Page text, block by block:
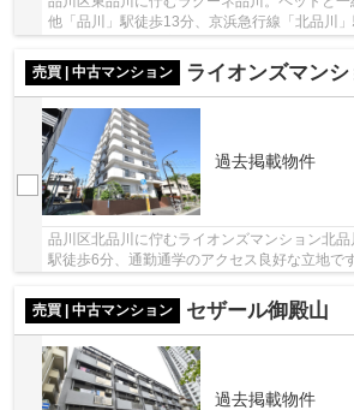
他「品川」駅徒歩13分、京浜急行線「北品川」
港の利用も便利な立地です。「品川」駅周辺に
売買 | 中古マンション
ライオンズマンシ
過去掲載物件
品川区北品川に佇むライオンズマンション北品
駅徒歩6分、通勤通学のアクセス良好な立地で
売買 | 中古マンション
セザール御殿山
過去掲載物件